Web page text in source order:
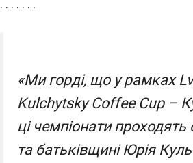
. . . . . . .
«Ми горді, що у рамках
Kulchytsky Coffee Cup –
ці чемпіонати
та батьківщині Юрія